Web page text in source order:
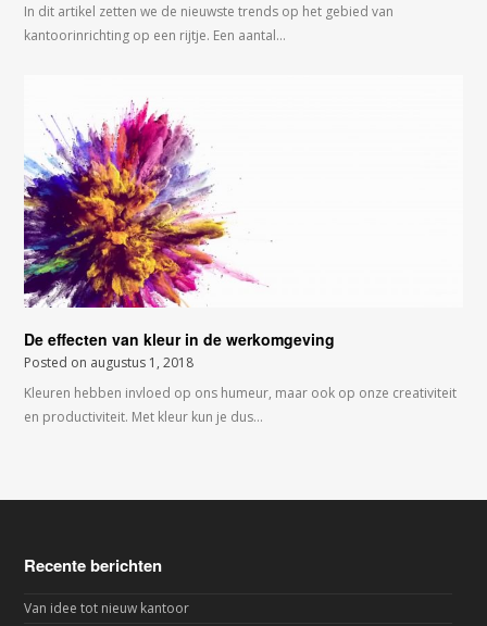
In dit artikel zetten we de nieuwste trends op het gebied van
kantoorinrichting op een rijtje. Een aantal…
De effecten van kleur in de werkomgeving
Posted on augustus 1, 2018
Kleuren hebben invloed op ons humeur, maar ook op onze creativiteit
en productiviteit. Met kleur kun je dus…
Recente berichten
Van idee tot nieuw kantoor